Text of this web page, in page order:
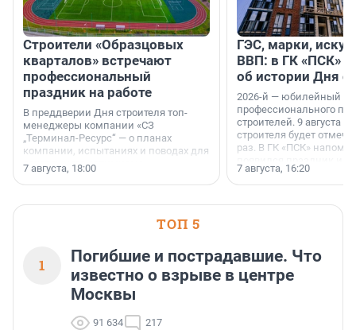
Строители «Образцовых
кварталов» встречают
профессиональный
праздник на работе
В преддверии Дня строителя топ-
менеджеры компании «СЗ
„Терминал-Ресурс“ — о планах
компании, испытаниях и поводах для
осторожного оптимизма.
7 августа, 18:00
ГЭС, марки,
ВВП: в ГК «ПСК»
об истории Дня
2026-й — юбилейный
профессионального
строителей. 9 августа
строителя будет
раз. В ГК «ПСК»
поменялась роль
7 августа, 16:20
ТОП 5
1
Погибшие и пострадавшие. Что
известно о взрыве в центре
Москвы
91 634 217